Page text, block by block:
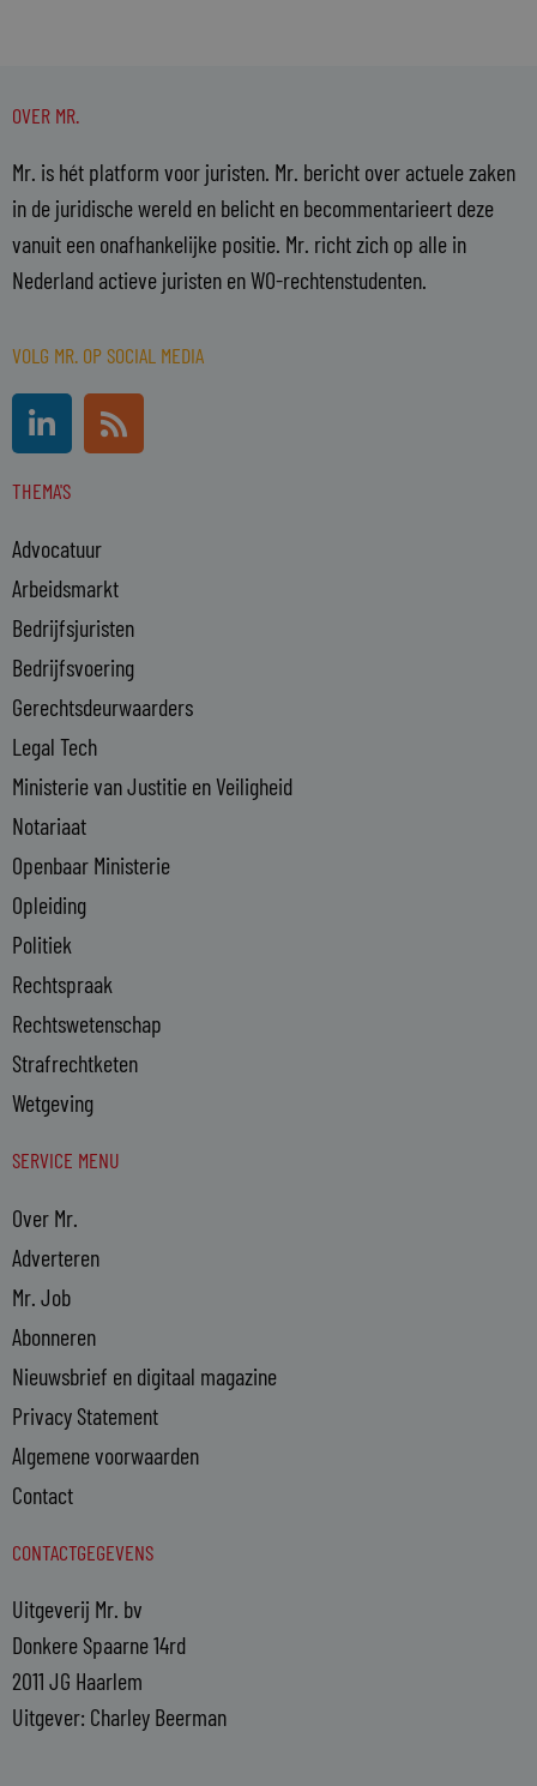
OVER MR.
Mr. is hét platform voor juristen. Mr. bericht over actuele zaken
in de juridische wereld en belicht en becommentarieert deze
vanuit een onafhankelijke positie. Mr. richt zich op alle in
Nederland actieve juristen en WO-rechtenstudenten.
VOLG MR. OP SOCIAL MEDIA
i
k
d
i
n
-
i
n
R
s
THEMA'S
Advocatuur
Arbeidsmarkt
Bedrijfsjuristen
Bedrijfsvoering
Gerechtsdeurwaarders
Legal Tech
Ministerie van Justitie en Veiligheid
Notariaat
Openbaar Ministerie
Opleiding
Politiek
Rechtspraak
Rechtswetenschap
Strafrechtketen
Wetgeving
SERVICE MENU
Over Mr.
Adverteren
Mr. Job
Abonneren
Nieuwsbrief en digitaal magazine
Privacy Statement
Algemene voorwaarden
Contact
CONTACTGEGEVENS
Uitgeverij Mr. bv
Donkere Spaarne 14rd
2011 JG Haarlem
Uitgever: Charley Beerman